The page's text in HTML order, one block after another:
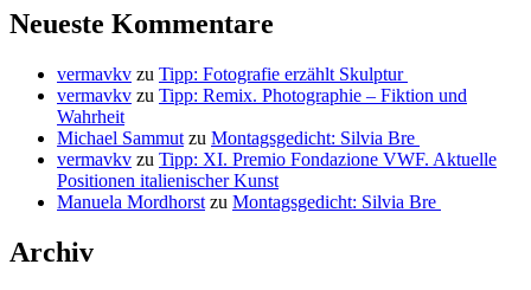
Neueste Kommentare
vermavkv zu Tipp: Fotografie erzählt Skulptur
vermavkv zu Tipp: Remix. Photographie – Fiktion und
Wahrheit
Michael Sammut zu Montagsgedicht: Silvia Bre
vermavkv zu Tipp: XI. Premio Fondazione VWF. Aktuelle
Positionen italienischer Kunst
Manuela Mordhorst zu Montagsgedicht: Silvia Bre
Archiv